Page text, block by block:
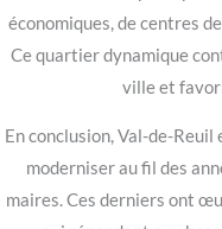
économiques, de centres
Ce quartier dynamique
ville et
En conclusion, Val-de-
moderniser au fil des
maires. Ces derniers ont